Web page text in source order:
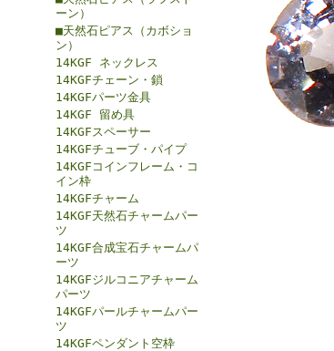
ーン）
■天然石ピアス（カボショ
ン）
14KGF ネックレス
14KGFチェーン・鎖
14KGFパーツ金具
14KGF 留め具
14KGFスペーサー
14KGFチューブ・パイプ
14KGFコインフレーム・コ
イン枠
14KGFチャーム
14KGF天然石チャームパー
ツ
14KGF合成宝石チャームパ
ーツ
14KGFジルコニアチャーム
パーツ
14KGFパールチャームパー
ツ
14KGFペンダント空枠